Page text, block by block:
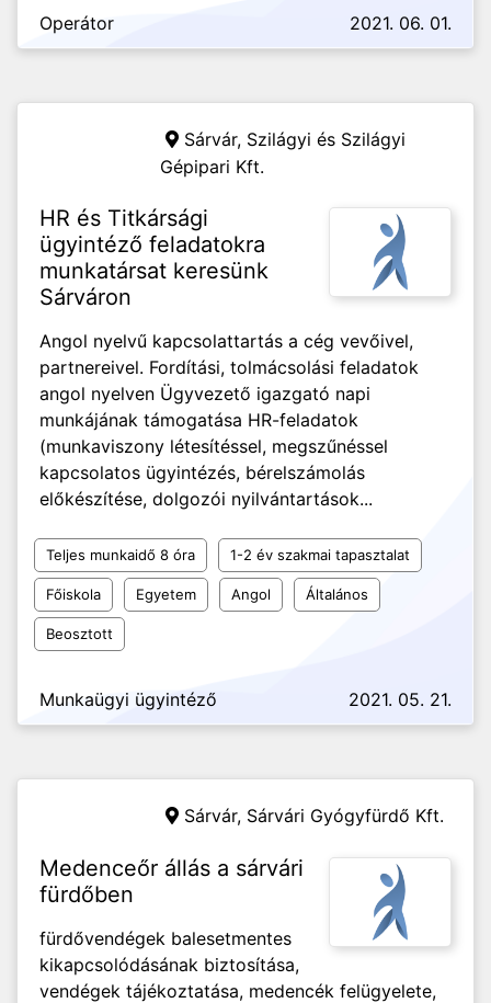
Operátor 2021. 06. 01.
Sárvár, Szilágyi és Szilágyi
Gépipari Kft.
HR és Titkársági
ügyintéző feladatokra
munkatársat keresünk
Sárváron
Angol nyelvű kapcsolattartás a cég vevőivel,
partnereivel. Fordítási, tolmácsolási feladatok
angol nyelven Ügyvezető igazgató napi
munkájának támogatása HR-feladatok
(munkaviszony létesítéssel, megszűnéssel
kapcsolatos ügyintézés, bérelszámolás
előkészítése, dolgozói nyilvántartások...
Teljes munkaidő 8 óra 1-2 év szakmai tapasztalat
Főiskola Egyetem Angol Általános
Beosztott
Munkaügyi ügyintéző 2021. 05. 21.
Sárvár, Sárvári Gyógyfürdő Kft.
Medenceőr állás a sárvári
fürdőben
fürdővendégek balesetmentes
kikapcsolódásának biztosítása,
vendégek tájékoztatása, medencék felügyelete,